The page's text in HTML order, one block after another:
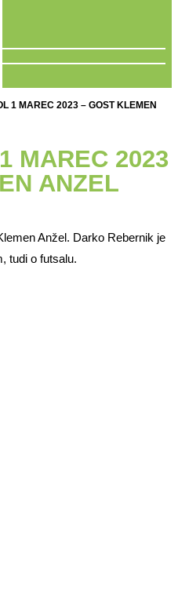
1 MAREC 2023 – GOST KLEMEN
MAREC 2023
ANZEL
Anžel. Darko Rebernik je
tudi o futsalu.